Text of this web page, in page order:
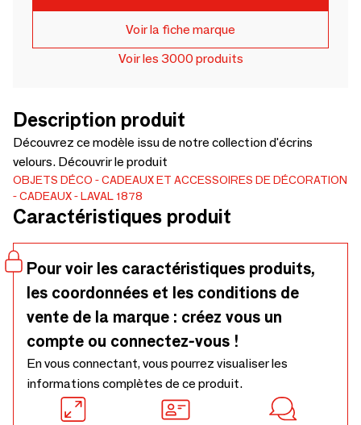
Voir la fiche marque
Voir les 3000 produits
Description produit
Découvrez ce modèle issu de notre collection d'écrins
velours. Découvrir le produit
OBJETS DÉCO
CADEAUX ET ACCESSOIRES DE DÉCORATION
CADEAUX
LAVAL 1878
Caractéristiques produit
Pour voir les caractéristiques produits,
les coordonnées et les conditions de
vente de la marque : créez vous un
compte ou connectez-vous !
En vous connectant, vous pourrez visualiser les
informations complètes de ce produit.